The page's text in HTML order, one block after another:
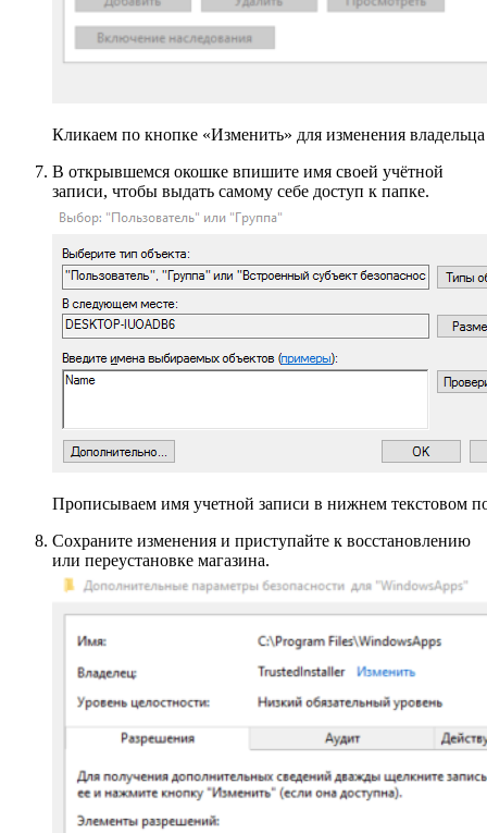
Кликаем по кнопке «Изменить» для изменения
В открывшемся окошке впишите имя своей учётной
записи, чтобы выдать самому себе доступ к папке.
Прописываем имя учетной записи в нижнем текстовом
Сохраните изменения и приступайте к восстановлению
или переустановке магазина.